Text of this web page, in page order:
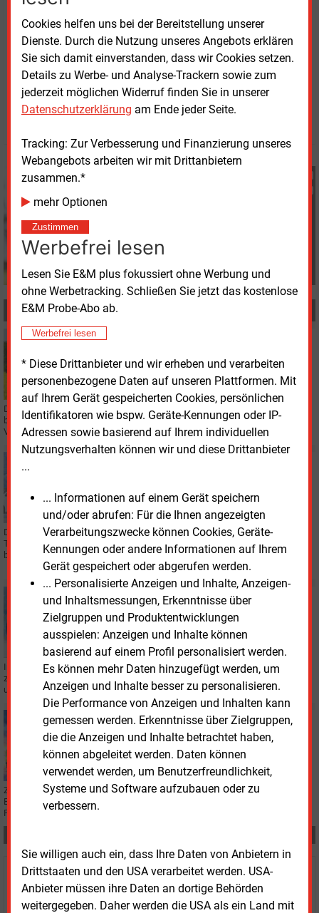
Cookies helfen uns bei der Bereitstellung unserer
Dienste. Durch die Nutzung unseres Angebots erklären
Sie sich damit einverstanden, dass wir Cookies setzen.
Details zu Werbe- und Analyse-Trackern sowie zum
jederzeit möglichen Widerruf finden Sie in unserer
Datenschutzerklärung am Ende jeder Seite.
Tracking: Zur Verbesserung und Finanzierung unseres
Webangebots arbeiten wir mit Drittanbietern
zusammen.*
mehr Optionen
Zustimmen
Werbefrei lesen
Lesen Sie E&M plus fokussiert ohne Werbung und
ohne Werbetracking. Schließen Sie jetzt das kostenlose
E&M Probe-Abo ab.
Werbefrei lesen
* Diese Drittanbieter und wir erheben und verarbeiten
personenbezogene Daten auf unseren Plattformen. Mit
auf Ihrem Gerät gespeicherten Cookies, persönlichen
Identifikatoren wie bspw. Geräte-Kennungen oder IP-
Adressen sowie basierend auf Ihrem individuellen
Nutzungsverhalten können wir und diese Drittanbieter
...
... Informationen auf einem Gerät speichern
und/oder abrufen: Für die Ihnen angezeigten
Verarbeitungszwecke können Cookies, Geräte-
Kennungen oder andere Informationen auf Ihrem
Gerät gespeichert oder abgerufen werden.
... Personalisierte Anzeigen und Inhalte, Anzeigen-
und Inhaltsmessungen, Erkenntnisse über
Zielgruppen und Produktentwicklungen
ausspielen: Anzeigen und Inhalte können
basierend auf einem Profil personalisiert werden.
Es können mehr Daten hinzugefügt werden, um
Anzeigen und Inhalte besser zu personalisieren.
Die Performance von Anzeigen und Inhalten kann
gemessen werden. Erkenntnisse über Zielgruppen,
die die Anzeigen und Inhalte betrachtet haben,
können abgeleitet werden. Daten können
verwendet werden, um Benutzerfreundlichkeit,
Systeme und Software aufzubauen oder zu
verbessern.
Sie willigen auch ein, dass Ihre Daten von Anbietern in
Drittstaaten und den USA verarbeitet werden. USA-
Anbieter müssen ihre Daten an dortige Behörden
weitergegeben. Daher werden die USA als ein Land mit
Binnenschiffen, leisteten LNG-basierte Kraftstoffe
schon jetzt ihren Dekarbonisierungsbeitrag.
Donnerstag, 19.02.2026, 13:10 Uhr
Georg Eble
© 2026 Energie & Management GmbH
MEHR ZUM THEMA
THG-Quote im Verkehr steigt auf 65 Prozent bis 2040
Der Bundestag hat in Berlin einen Gesetzentwurf der Bundesregierung
beschlossen, der die Treibhausgasminderungsquote (THG-Quote) im
Verkehr bis 2040 auf 65 Prozent anhebt.
OMV schließt Wasserstofftankstellen
Die fünf öffentlichen Anlagen in Österreich lassen sich dem Bericht einer
Tageszeitung zufolge nicht rentabel betreiben. Es fehle an entsprechend
betriebenen Pkw.
Mittwoch, 4.03.2026, 15:03
Differenzen bei Beurteilung der THG-Quote
Im Umweltausschuss des Bundestags haben Verbände und Unternehmen
zum Entwurf der Bundesregierung zur Weiterentwicklung der THG-Quote
unterschiedlich Stellung bezogen.
Dienstag, 24.02.2026, 11:07
MOBILITÄT
Verbände fordern Nachbesserungen an THG-Quote
Zur ersten Lesung der THG-Novelle im Bundestag verlangen
Branchenverbände höhere Quoten, strengere Regeln und mehr
Planungssicherheit für erneuerbare Kraftstoffe.
Haben Sie Interesse an Content oder
Mehrfachzugängen für Ihr Unternehmen?